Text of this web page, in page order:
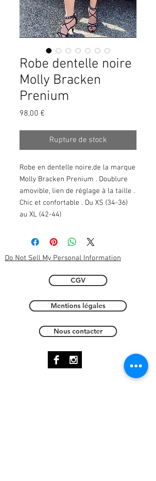
Robe dentelle noire
Molly Bracken
Prenium
98,00 €
Rupture de stock
Robe en dentelle noire,de la marque
Molly Bracken Prenium . Doublure
amovible, lien de réglage à la taille .
Chic et confortable . Du XS (34-36)
au XL (42-44)
Do Not Sell My Personal Information
CGV
Mentions légales
Nous contacter